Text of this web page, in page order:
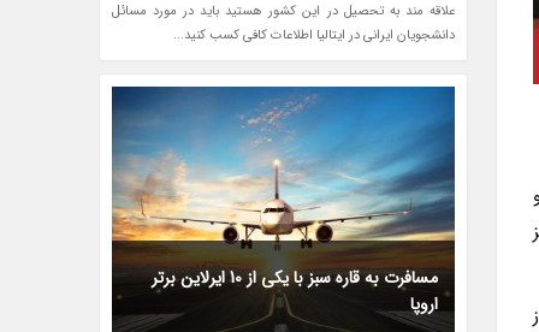
علاقه مند به تحصیل در این کشور هستید باید در مورد مسائل
دانشجویان ایرانی در ایتالیا اطلاعات کافی کسب کنید...
مسافرت به قاره سبز با یکی از 10 ایرلاین برتر
اروپا